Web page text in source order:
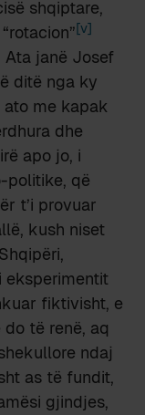
shqiptare,
[v]
janë Josef
ditë nga ky
me kapak
dhe
apo jo, i
politike, që
t’i provuar
kush niset
eksperimentit
fiktivisht, e
të renë, aq
ndaj
as të fundit,
gjindjes,